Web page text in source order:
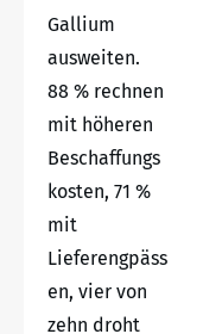
Gallium
ausweiten.
88 % rechnen
mit höheren
Beschaffungs
kosten, 71 %
mit
Lieferengpäss
en, vier von
zehn droht